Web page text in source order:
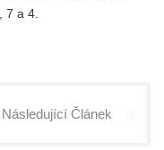
7 a 4.
Následující Článek